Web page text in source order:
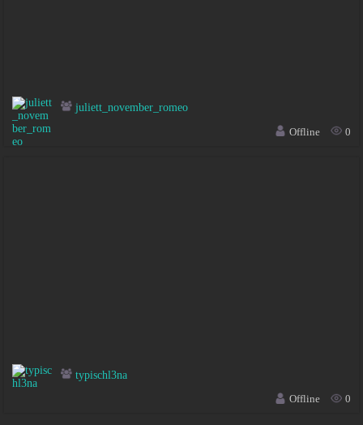
juliett_november_romeo
Offline
0
typischl3na
Offline
0